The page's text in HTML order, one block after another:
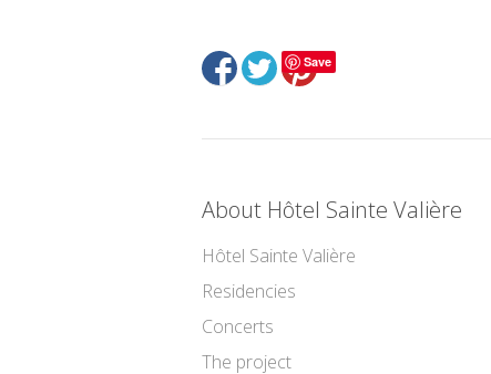
Save
About Hôtel Sainte Valière
Hôtel Sainte Valière
Residencies
Concerts
The project